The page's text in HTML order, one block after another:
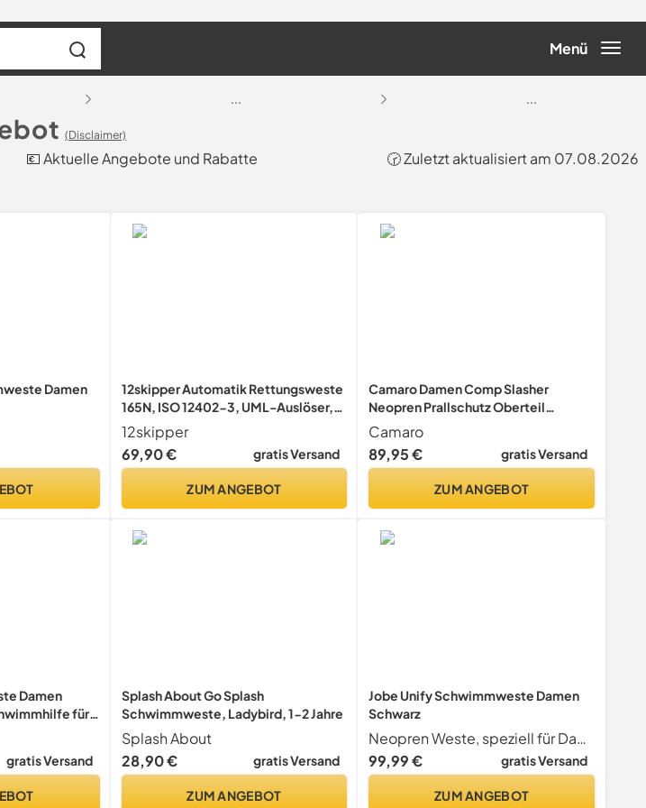
Menü
... ...
(Disclaimer)
💶 Aktuelle Angebote und Rabatte 🕝 Zuletzt aktualisiert am 07.08.2026
Damen
12skipper Automatik Rettungsweste
165N, ISO 12402-3, UML-Auslöser,
Schrittgurt, Signalpfeife,
Erwachsene 40-150 kg, Navy
12skipper
69,90 €
gratis Versand
ZUM ANGEBOT
Camaro Damen Comp Slasher
Neopren Prallschutz Oberteil
Wakeboard Kite Wasserski
Camaro
89,95 €
gratis Versand
ZUM ANGEBOT
Damen
für
Wakeboard,
gratis Versand
Splash About Go Splash
Schwimmweste, Ladybird, 1-2 Jahre
Splash About
28,90 €
gratis Versand
ZUM ANGEBOT
Jobe Unify Schwimmweste Damen
Schwarz
Neopren Weste, speziell für Damen
99,99 €
gratis Versand
ZUM ANGEBOT